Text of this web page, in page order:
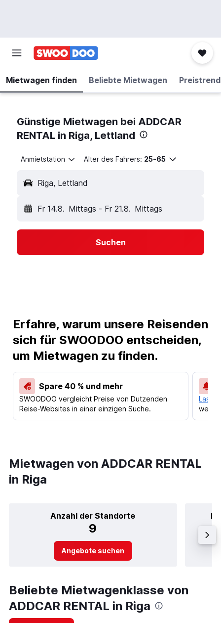
Mietwagen finden Beliebte Mietwagen
Günstige Mietwagen bei ADDCAR
RENTAL in Riga, Lettland
Anmietstation Alter des Fahrers: 25-65
Riga, Lettland
Fr 14.8. Mittags - Fr 21.8. Mittags
Suchen
Erfahre, warum unsere Reisenden
sich für SWOODOO entscheiden,
um Mietwagen zu finden.
Spare 40 % und mehr
SWOODOO vergleicht Preise von Dutzenden
Reise-Websites in einer einzigen Suche.
Lass
Mietwagen von ADDCAR RENTAL
in Riga
Anzahl der Standorte
9
Angebote suchen
Beliebte Mietwagenklasse von
ADDCAR RENTAL in Riga